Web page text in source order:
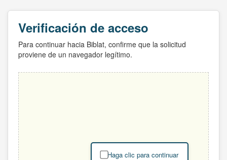
Verificación de acceso
Para continuar hacia Biblat, confirme que la solicitud
proviene de un navegador legítimo.
Haga clic para continuar